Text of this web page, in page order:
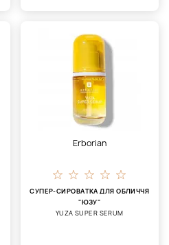
Erborian
СУПЕР-СИРОВАТКА ДЛЯ ОБЛИЧЧЯ
"ЮЗУ"
YUZA SUPER SERUM